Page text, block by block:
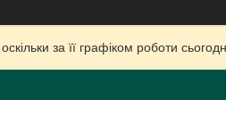
за її графіком роботи